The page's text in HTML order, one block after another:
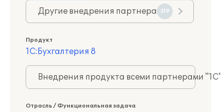
Другие внедрения партнера 319
Продукт
1С:Бухгалтерия 8
Внедрения продукта всеми партнерами
Отрасль / Функциональная задача